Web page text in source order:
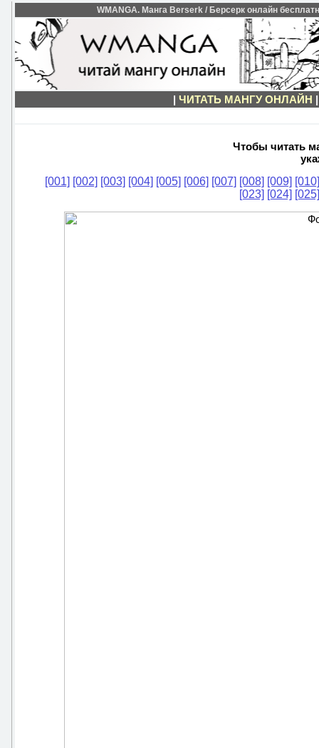
WMANGA. Манга Berserk / Берсерк онлайн
| ЧИТАТЬ МАНГУ ОНЛАЙН
Чтобы читать
[001] [002] [003] [004] [005] [006] [007] [008] [009] [010]
[023] [024] [025]